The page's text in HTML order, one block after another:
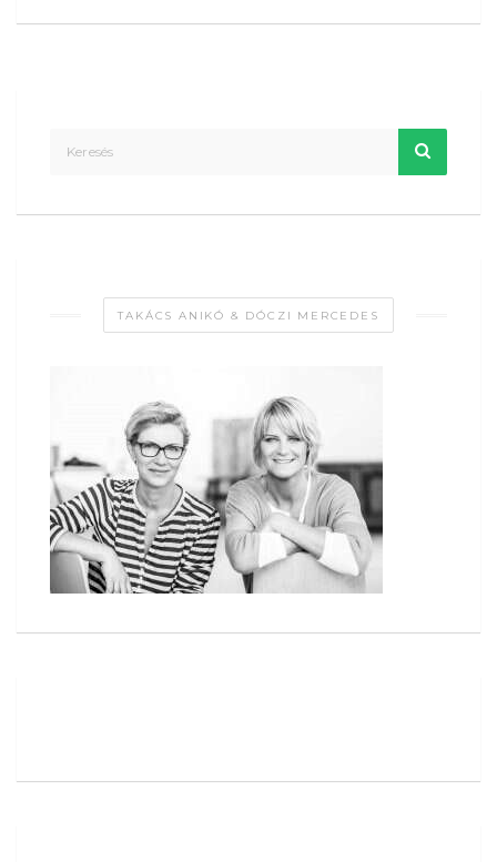
TAKÁCS ANIKÓ & DÓCZI MERCEDES